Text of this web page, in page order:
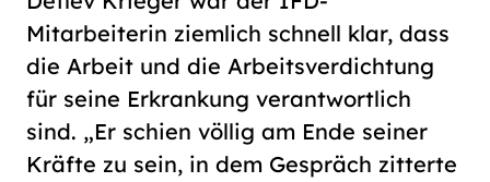
Mitarbeiterin ziemlich schnell klar, dass
die Arbeit und die Arbeitsverdichtung
für seine Erkrankung verantwortlich
sind. „Er schien völlig am Ende seiner
Kräfte zu sein, in dem Gespräch zitterte